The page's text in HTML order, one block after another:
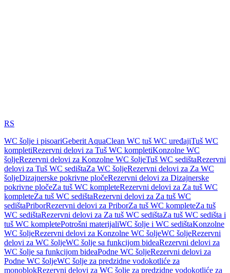
RS
WC šolje i pisoariGeberit AquaClean WC tuš WC uređajiTuš WC
kompletiRezervni delovi za Tuš WC kompletiKonzolne WC
šoljeRezervni delovi za Konzolne WC šoljeTuš WC sedištaRezervni
delovi za Tuš WC sedištaZa WC šoljeRezervni delovi za Za WC
šoljeDizajnerske pokrivne pločeRezervni delovi za Dizajnerske
pokrivne pločeZa tuš WC kompleteRezervni delovi za Za tuš WC
kompleteZa tuš WC sedištaRezervni delovi za Za tuš WC
sedištaPriborRezervni delovi za PriborZa tuš WC kompleteZa tuš
WC sedištaRezervni delovi za Za tuš WC sedištaZa tuš WC sedišta i
tuš WC kompletePotrošni materijaliWC šolje i WC sedištaKonzolne
WC šoljeRezervni delovi za Konzolne WC šoljeWC šoljeRezervni
delovi za WC šoljeWC šolje sa funkcijom bideaRezervni delovi za
WC šolje sa funkcijom bideaPodne WC šoljeRezervni delovi za
Podne WC šoljeWC šolje za predzidne vodokotliće za
monoblokRezervni delovi za WC šolje za predzidne vodokotliće za